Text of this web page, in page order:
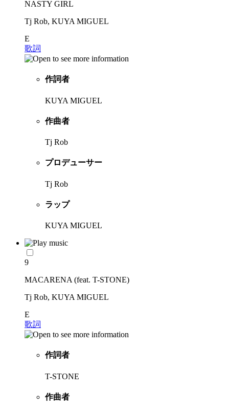
NASTY GIRL
Tj Rob, KUYA MIGUEL
E
歌詞
作詞者
KUYA MIGUEL
作曲者
Tj Rob
プロデューサー
Tj Rob
ラップ
KUYA MIGUEL
9
MACARENA (feat. T-STONE)
Tj Rob, KUYA MIGUEL
E
歌詞
作詞者
T-STONE
作曲者